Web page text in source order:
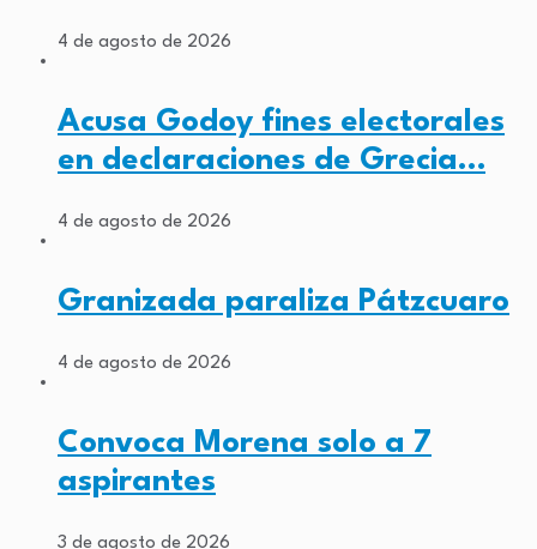
4 de agosto de 2026
Acusa Godoy fines electorales
en declaraciones de Grecia…
4 de agosto de 2026
Granizada paraliza Pátzcuaro
4 de agosto de 2026
Convoca Morena solo a 7
aspirantes
3 de agosto de 2026